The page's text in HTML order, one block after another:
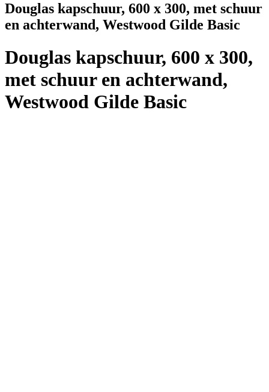
Douglas kapschuur, 600 x 300, met schuur
en achterwand, Westwood Gilde Basic
Douglas kapschuur, 600 x 300,
met schuur en achterwand,
Westwood Gilde Basic